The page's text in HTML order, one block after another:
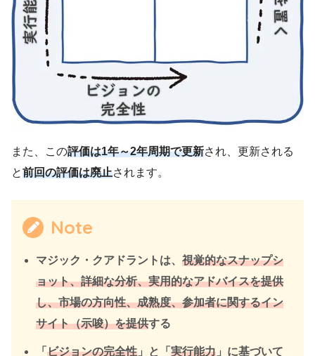
また、この評価は1年～2年周期で更新され、更新される
と前回の評価は廃止されます。
Note
マジック・クアドラントは、視覚的なスナップシ
ョット、詳細な分析、実用的なアドバイスを提供
し、市場の方向性、成熟度、参加者に関するイン
サイト（示唆）を提供する
「ビジョンの完全性 」と「実行能力 」に基づいて